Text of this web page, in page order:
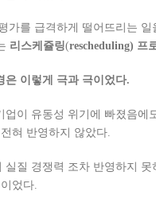
를 급격하게 떨어뜨리는
리스케쥴링(rescheduling) 프
은 이렇게 극과 극이었다.
이 유동성 위기에 빠졌음에
혀 반영하지 않았다.
질 경쟁력 조차 반영하지 못
었다.